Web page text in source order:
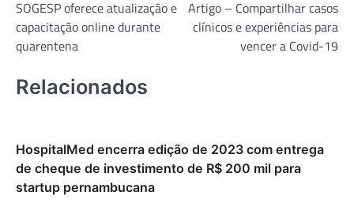
de
Post
SOGESP oferece atualização e
capacitação online durante
quarentena
Artigo – Compartilhar casos
clínicos e experiências para
vencer a Covid-19
Relacionados
HospitalMed encerra edição de 2023 com entrega
de cheque de investimento de R$ 200 mil para
startup pernambucana